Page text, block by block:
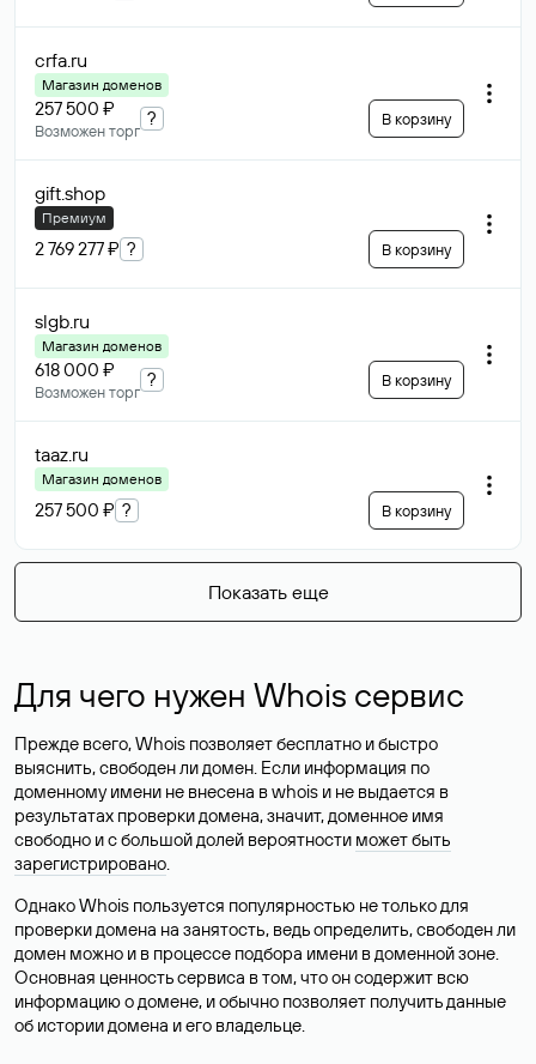
crfa.ru
Магазин доменов
257 500 ₽
Возможен торг
? В корзину
gift.shop
Премиум
2 769 277 ₽ ? В корзину
slgb.ru
Магазин доменов
618 000 ₽
Возможен торг
? В корзину
taaz.ru
Магазин доменов
257 500 ₽ ? В корзину
Показать еще
Для чего нужен Whois сервис
Прежде всего, Whois позволяет бесплатно и быстро
выяснить, свободен ли домен. Если информация по
доменному имени не внесена в whois и не выдается в
результатах проверки домена, значит, доменное имя
свободно и с большой долей вероятности может быть
зарегистрировано.
Однако Whois пользуется популярностью не только для
проверки домена на занятость, ведь определить, свободен ли
домен можно и в процессе подбора имени в доменной зоне.
Основная ценность сервиса в том, что он содержит всю
информацию о домене, и обычно позволяет получить данные
об истории домена и его владельце.